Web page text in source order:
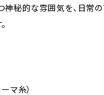
秘的な雰囲気を、日常の
マ糸）